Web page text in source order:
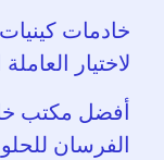
خادمات
لاختيار
أفضل مكتب
الفرسان